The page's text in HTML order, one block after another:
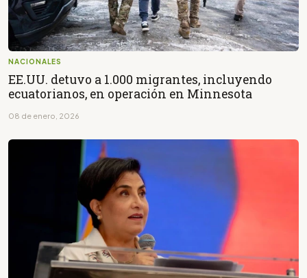
NACIONALES
EE.UU. detuvo a 1.000 migrantes, incluyendo
ecuatorianos, en operación en Minnesota
08 de enero, 2026